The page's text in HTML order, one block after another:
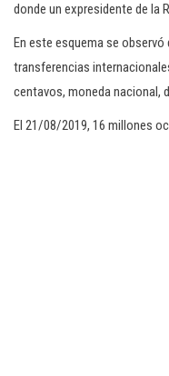
donde un expresidente de la
En este esquema se
transferencias
centavos, moneda nacional,
El 21/08/2019, 16 millones